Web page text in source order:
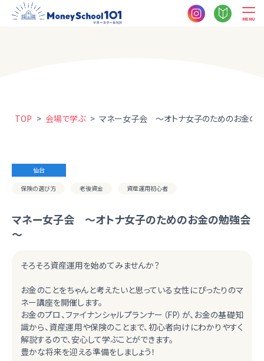
MENU
TOP > 会場で学ぶ > マネー女子会 ～オトナ女子のためのお金の
仙台
保険の選び方 老後資金 資産運用初心者
マネー女子会 ～オトナ女子のためのお金の勉強会
～
そろそろ資産運用を始めてみませんか？
お金のことをちゃんと考えたいと思っている女性にぴったりのマ
ネー講座を開催します。
お金のプロ、ファイナンシャルプランナー（FP）が、お金の基礎知
識から、資産運用や保険のことまで、初心者向けにわかりやすく
解説するので、安心して学ぶことができます。
豊かな将来を迎える準備をしましょう！